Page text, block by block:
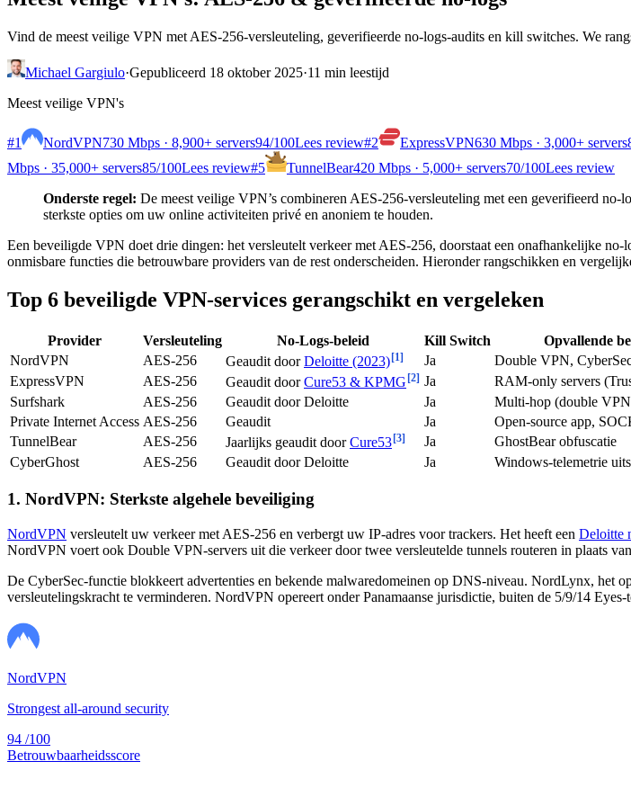
Vind de meest veilige VPN met AES-256-versleuteling, geverifieerde no-logs-audits en kill switches. We
Michael Gargiulo·Gepubliceerd 18 oktober 2025·11 min leestijd
Meest veilige VPN's
#1 NordVPN730 Mbps · 8,900+ servers94/100Lees review#2 ExpressVPN630 Mbps · 3,000+ servers
Mbps · 35,000+ servers85/100Lees review#5 TunnelBear420 Mbps · 5,000+ servers70/100Lees review
Onderste regel: De meest veilige VPN’s combineren AES-256-versleuteling met een geverifieerd
sterkste opties om uw online activiteiten privé en anoniem te houden.
Een beveiligde VPN doet drie dingen: het versleutelt verkeer met AES-256, doorstaat een onafhankelijke
onmisbare functies die betrouwbare providers van de rest onderscheiden. Hieronder rangschikken en
Top 6 beveiligde VPN-services gerangschikt en vergeleken
Provider Versleuteling No-Logs-beleid Kill Switch
Opvallende
NordVPN
AES-256 Geaudit doorDeloitte (2023) [1] Ja
Double VPN,
ExpressVPN
AES-256 Geaudit doorCure53 & KPMG [2] Ja
RAM-only servers
Surfshark
AES-256 Geaudit door Deloitte Ja
Multi-hop (double
Private Internet Access AES-256 Geaudit Ja
Open-source app,
TunnelBear
AES-256 Jaarlijks geaudit doorCure53 [3] Ja
GhostBear obfuscatie
CyberGhost
AES-256 Geaudit door Deloitte Ja Windows-telemetrie
1. NordVPN: Sterkste algehele beveiliging
NordVPN versleutelt uw verkeer met AES-256 en verbergt uw IP-adres voor trackers. Het heeft een Deloitte
NordVPN voert ook Double VPN-servers uit die verkeer door twee versleutelde tunnels routeren in plaats
De CyberSec-functie blokkeert advertenties en bekende malwaredomeinen op DNS-niveau. NordLynx, het
versleutelingskracht te verminderen. NordVPN opereert onder Panamaanse jurisdictie, buiten de 5/9/14 Eyes-
NordVPN
Strongest all-around security
94 /100
Betrouwbaarheidsscore